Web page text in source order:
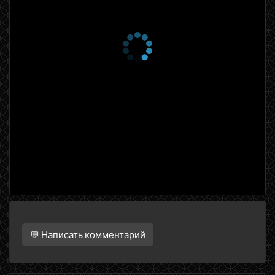
Spies, but in Battalions
What's Past is Prologue
💬 Написать комментарий